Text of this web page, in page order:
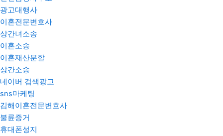
광고대행사
이혼전문변호사
상간녀소송
이혼소송
이혼재산분할
상간소송
네이버 검색광고
sns마케팅
김해이혼전문변호사
불륜증거
휴대폰성지